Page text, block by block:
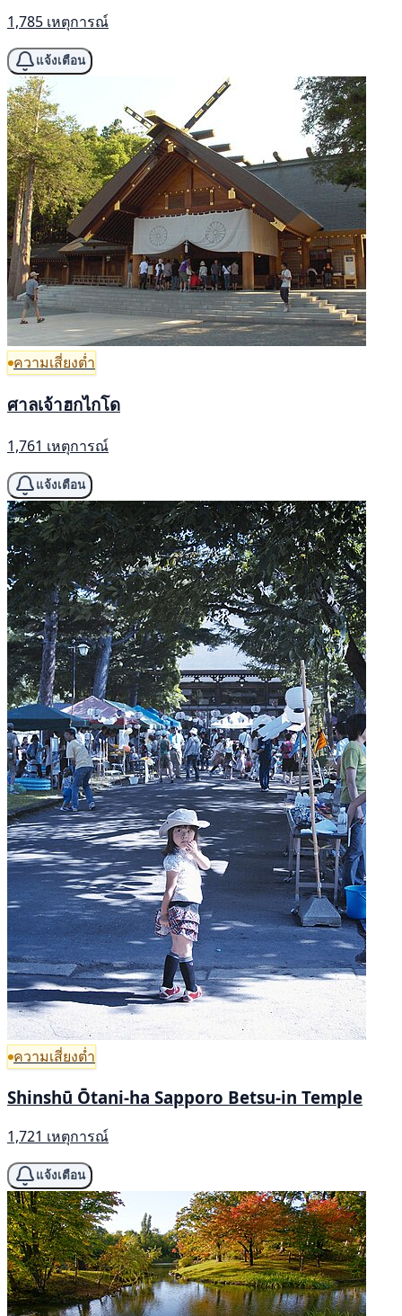
1,785 เหตุการณ์
แจ้งเตือน
ความเสี่ยงต่ำ
ศาลเจ้าฮกไกโด
1,761 เหตุการณ์
แจ้งเตือน
ความเสี่ยงต่ำ
Shinshū Ōtani-ha Sapporo Betsu-in Temple
1,721 เหตุการณ์
แจ้งเตือน